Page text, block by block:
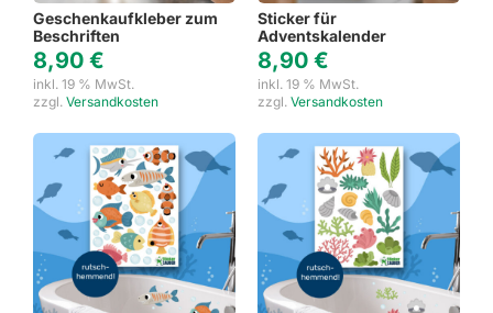
Geschenkaufkleber zum
Beschriften
8,90 €
inkl. 19 % MwSt.
zzgl. Versandkosten
Sticker für
Adventskalender
8,90 €
inkl. 19 % MwSt.
zzgl. Versandkosten